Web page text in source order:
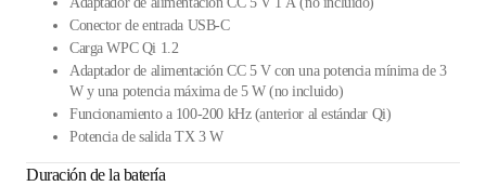
Conector de entrada USB-C
Carga WPC Qi 1.2
Adaptador de alimentación CC 5 V con una potencia mínima de 3
W y una potencia máxima de 5 W (no incluido)
Funcionamiento a 100-200 kHz (anterior al estándar Qi)
Potencia de salida TX 3 W
Duración de la batería